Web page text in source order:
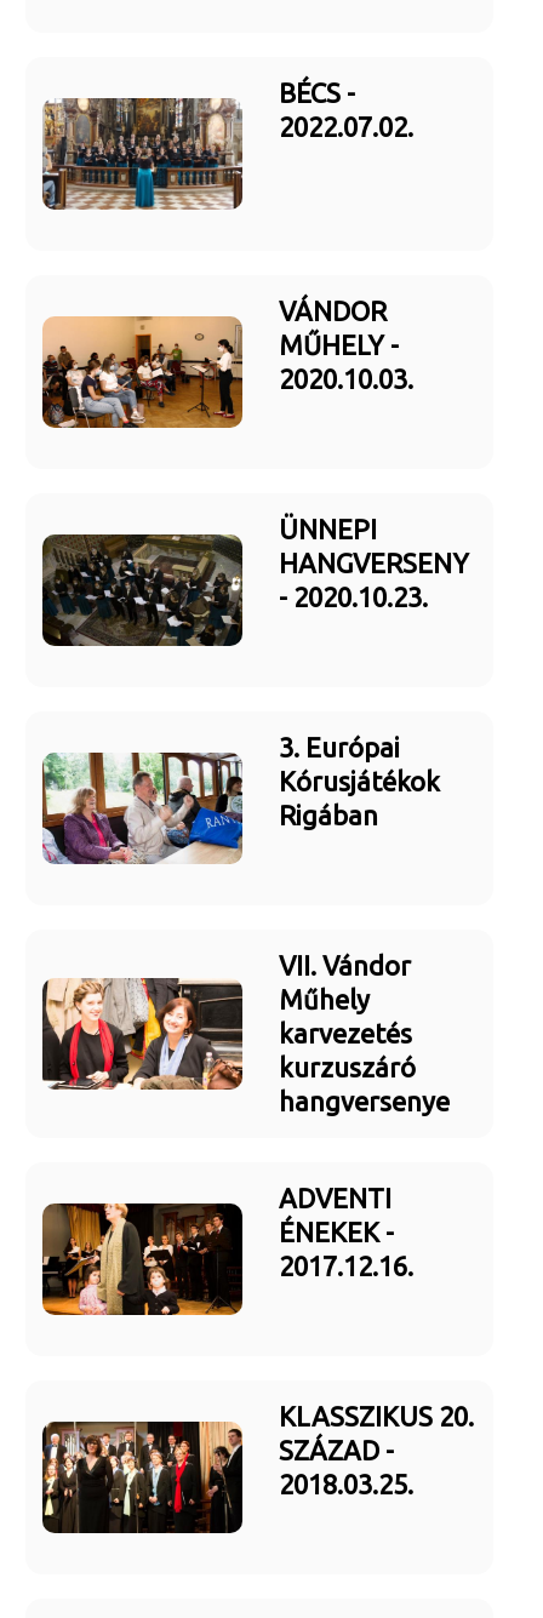
BÉCS -
2022.07.02.
VÁNDOR
MŰHELY -
2020.10.03.
ÜNNEPI
HANGVERSENY
- 2020.10.23.
3. Európai
Kórusjátékok
Rigában
VII. Vándor
Műhely
karvezetés
kurzuszáró
hangversenye
ADVENTI
ÉNEKEK -
2017.12.16.
KLASSZIKUS 20.
SZÁZAD -
2018.03.25.